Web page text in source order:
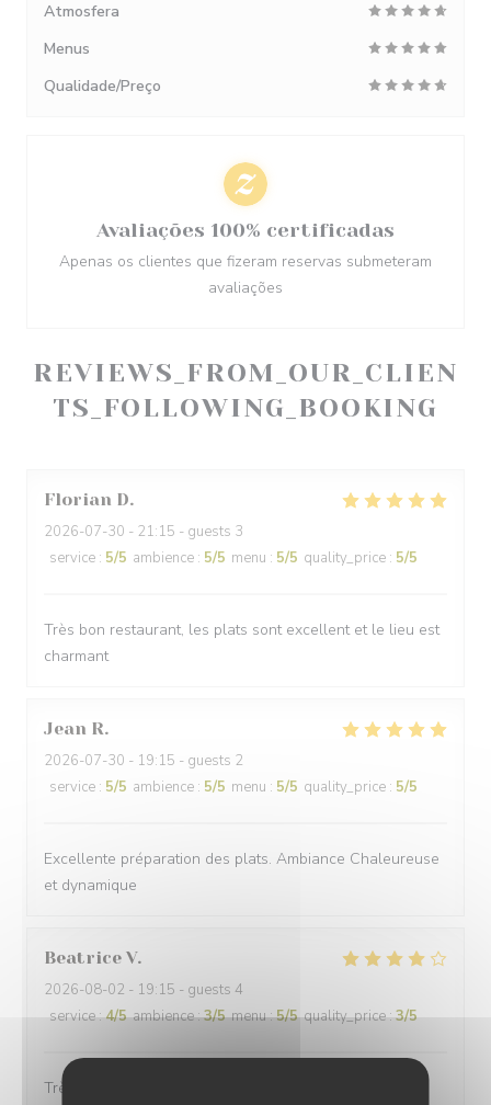
REVIEWS_FROM_OUR_CLIEN
TS_FOLLOWING_BOOKING
Florian D
2026-07-30 - 21:15 - guests 3
service : 5/5 ambience : 5/5 menu : 5/5 quality_price : 5/5
Très bon restaurant, les plats sont excellent et le lieu est
charmant
Jean R
2026-07-30 - 19:15 - guests 2
service : 5/5 ambience : 5/5 menu : 5/5 quality_price : 5/5
Excellente préparation des plats. Ambiance Chaleureuse
et dynamique
Beatrice V
2026-08-02 - 19:15 - guests 4
service:4/5 ambience:3/5 menu:5/5 quality_price:3/5
Très bonnes crêpes et galettes
Atmosfera
Menus
Qualidade/Preço
Avaliações 100% certificadas
Apenas os clientes que fizeram reservas submeteram
avaliações